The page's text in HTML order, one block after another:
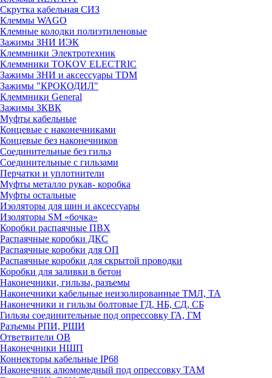
Скрутка кабельная СИЗ
Клеммы WAGO
Клемные колодки полиэтиленовые
Зажимы ЗНИ ИЭК
Клеммники Электротехник
Клеммники TOKOV ELECTRIC
Зажимы ЗНИ и аксессуары TDM
Зажимы "КРОКОДИЛ"
Клеммники General
Зажимы 3КВК
Муфты кабельные
Концевые с наконечниками
Концевые без наконечников
Соединительные без гильз
Соединительные с гильзами
Перчатки и уплотнители
Муфты металло рукав- коробка
Муфты остальные
Изоляторы для шин и аксессуары
Изоляторы SM «бочка»
Коробки распаячные ПВХ
Распаячные коробки ДКС
Распаячные коробки для ОП
Распаячные коробки для скрытой проводки
Коробки для заливки в бетон
Наконечники, гильзы, разъемы
Наконечники кабельные неизолированные ТМЛ, ТА
Наконечники и гильзы болтовые ГД, НБ, СД, СБ
Гильзы соединительные под опрессовку ГА, ГМ
Разъемы РПИ, РШИ
Ответвители ОВ
Наконечники НШП
Коннекторы кабельные IP68
Наконечник алюмомедный под опрессовку ТАМ